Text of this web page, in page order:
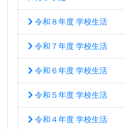
令和８年度 学校生活
令和７年度 学校生活
令和６年度 学校生活
令和５年度 学校生活
令和４年度 学校生活